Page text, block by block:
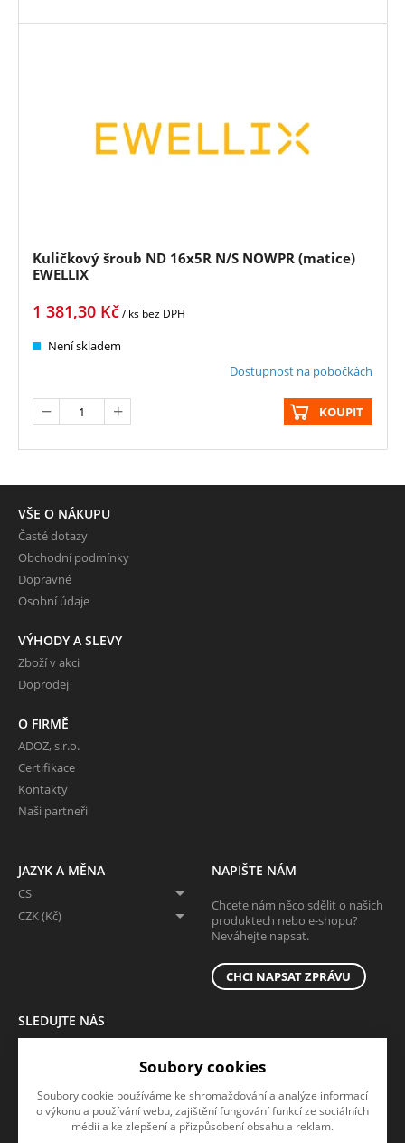
Kuličkový šroub ND 16x5R N/S NOWPR (matice)
EWELLIX
1 381,30 Kč/ ks bez DPH
Není skladem
Dostupnost na pobočkách
KOUPIT
VŠE O NÁKUPU
Časté dotazy
Obchodní podmínky
Dopravné
Osobní údaje
VÝHODY A SLEVY
Zboží v akci
Doprodej
O FIRMĚ
ADOZ, s.r.o.
Certifikace
Kontakty
Naši partneři
JAZYK A MĚNA
CS
CZK (Kč)
NAPIŠTE NÁM
Chcete nám něco sdělit o našich
produktech nebo e-shopu?
Neváhejte napsat.
CHCI NAPSAT ZPRÁVU
SLEDUJTE NÁS
Soubory cookies
Soubory cookie používáme ke shromažďování a analýze informací
o výkonu a používání webu, zajištění fungování funkcí ze sociálních
médií a ke zlepšení a přizpůsobení obsahu a reklam.